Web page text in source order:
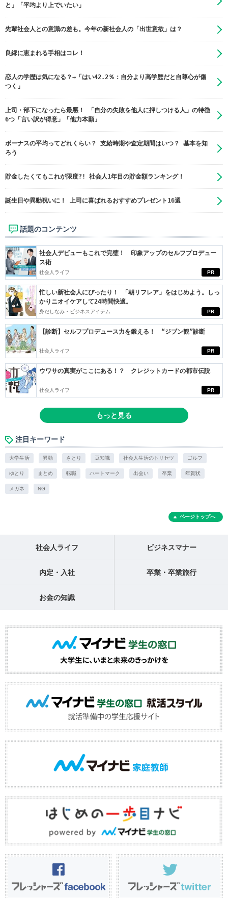
と」「平均より上でいたい」
先輩社会人との意識の差も。今年の新社会人の「出世意欲」は？
良縁に恵まれる手相はコレ！
恋人の学歴は気になる？→「はい42.2％：自分より高学歴だと自尊心が傷
つく」
上司・部下になったら最悪！ 「自分の失敗を他人に押しつける人」の特徴
6つ「言い訳が得意」「他力本願」
ボーナスの平均ってどれくらい？ 支給時期や査定期間はいつ？ 基本を知
ろう
貯金したくてもこれが限度?! 社会人1年目の貯金額ランキング！
誕生日や異動祝いに！ 上司に喜ばれるおすすめプレゼント16選
話題のコンテンツ
PR
社会人デビューもこれで完璧！ 印象アップのセルフプロデュー
ス術
社会人ライフ
PR
忙しい新社会人にぴったり！ 「朝リフレア」をはじめよう。しっ
かりニオイケアして24時間快適。
身だしなみ・ビジネスアイテム
PR
【診断】セルフプロデュース力を鍛える！ “ジブン観”診断
社会人ライフ
PR
ウワサの真実がここにある！？ クレジットカードの都市伝説
社会人ライフ
もっと見る
注目キーワード
大学生活 異動 さとり 豆知識 社会人生活のトリセツ ゴルフ
ゆとり まとめ 転職 ハートマーク 出会い 卒業 年賀状
メガネ NG
ページトップへ
社会人ライフ ビジネスマナー
内定・入社 卒業・卒業旅行
お金の知識